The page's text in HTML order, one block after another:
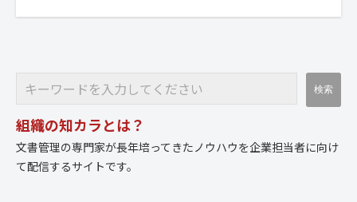
組織の知カラとは？
文書管理の専門家が長年培ってきたノウハウを企業担当者に向け
て配信するサイトです。